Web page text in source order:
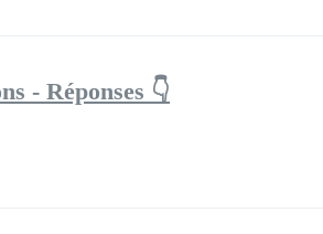
- Réponses 👇